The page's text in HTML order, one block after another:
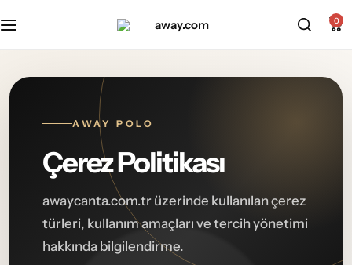
0
AWAY POLO
Çerez Politikası
awaycanta.com.tr üzerinde kullanılan çerez
türleri, kullanım amaçları ve tercih yönetimi
hakkında bilgilendirme.
Kabin Boy Valizler
Büyük Boy Valizler